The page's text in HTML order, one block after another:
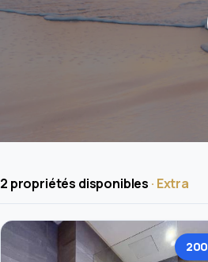
2 propriétés disponibles · Extra
200